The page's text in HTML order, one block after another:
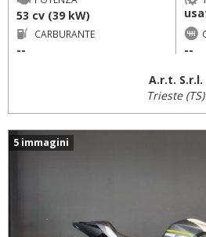
53 cv (39 kW)
CARBURANTE
-- --
A.r.t. S.r.l.
Trieste (TS)
5 immagini